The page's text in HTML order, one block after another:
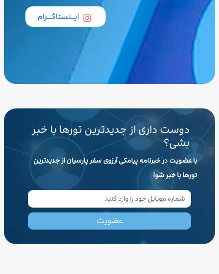
ایــنستاگـــرام
دوست داری از جدیدترین تورها با خبر
بشی؟
با عضویت در خبرنامه پیامکی آرزوی سفر پارسیان از جدیدترین
تورها با خبر شو!
عضویت